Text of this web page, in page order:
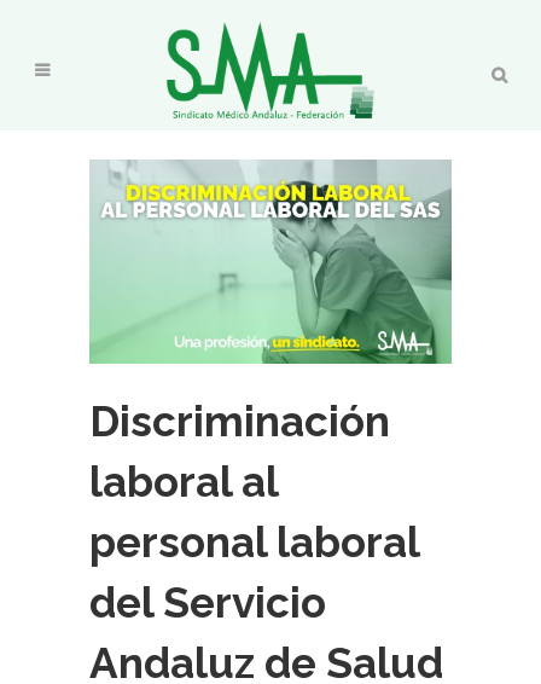
Discriminación
laboral al
personal laboral
del Servicio
Andaluz de Salud